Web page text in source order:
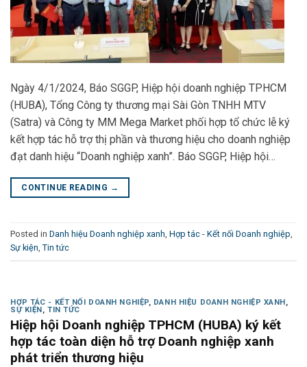
Ngày 4/1/2024, Báo SGGP, Hiệp hội doanh nghiệp TPHCM
(HUBA), Tổng Công ty thương mại Sài Gòn TNHH MTV
(Satra) và Công ty MM Mega Market phối hợp tổ chức lễ ký
kết hợp tác hỗ trợ thị phần và thương hiệu cho doanh nghiệp
đạt danh hiệu “Doanh nghiệp xanh”. Báo SGGP, Hiệp hội…
CONTINUE READING →
Posted in Danh hiệu Doanh nghiệp xanh Hợp tác - Kết nối Doanh nghiệp
Sự kiện Tin tức
HỢP TÁC - KẾT NỐI DOANH NGHIỆP, DANH HIỆU DOANH NGHIỆP XANH
SỰ KIỆN ,TIN TỨC
Hiệp hội Doanh nghiệp TPHCM (HUBA) ký kết
hợp tác toàn diện hỗ trợ Doanh nghiệp xanh
phát triển thương hiệu